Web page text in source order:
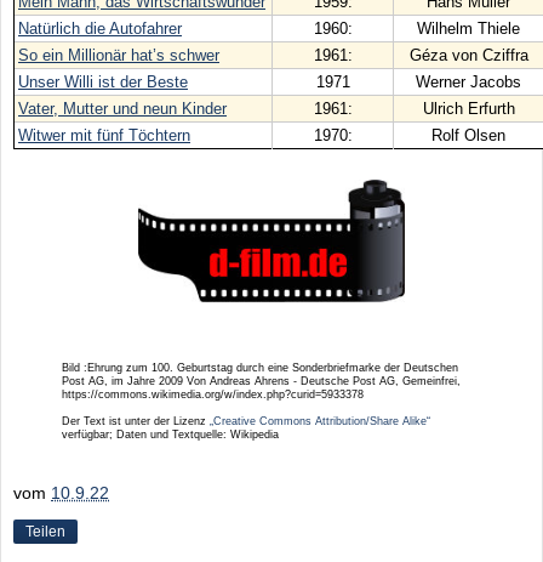
Natürlich die Autofahrer
1960:
Wilhelm Thiele
So ein Millionär hat’s schwer
1961:
Géza von Cziffra
Unser Willi ist der Beste
1971
Werner Jacobs
Vater, Mutter und neun Kinder
1961:
Ulrich Erfurth
Witwer mit fünf Töchtern
1970: Rolf Olsen
Bild :Ehrung zum 100. Geburtstag durch eine Sonderbriefmarke der Deutschen
Post AG, im Jahre 2009 Von Andreas Ahrens - Deutsche Post AG, Gemeinfrei,
https://commons.wikimedia.org/w/index.php?curid=5933378
Der Text ist unter der Lizenz „Creative Commons Attribution/Share Alike“
verfügbar; Daten und Textquelle: Wikipedia
vom 10.9.22
Teilen